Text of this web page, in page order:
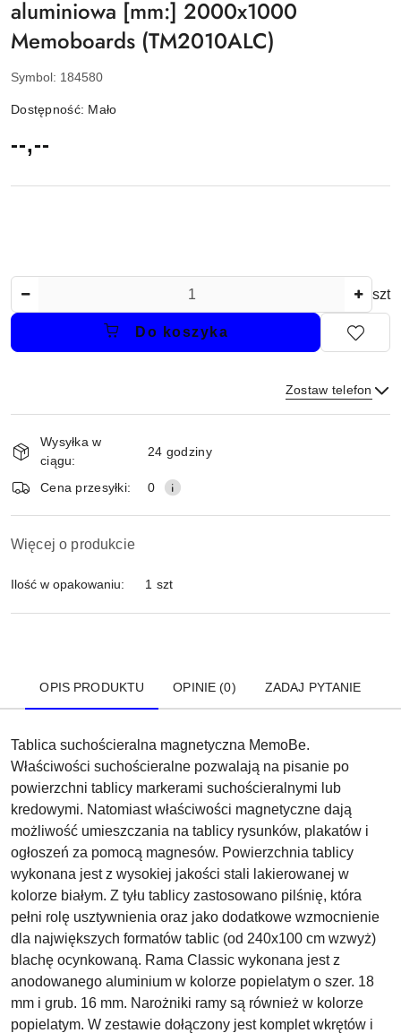
aluminiowa [mm:] 2000x1000
Memoboards (TM2010ALC)
Symbol: 184580
Dostępność: Mało
cena:
--,--
szt
Do koszyka
Zostaw telefon
i
dostawa
Wysyłka w
ciągu:
24 godziny
Cena przesyłki: 0
Więcej o produkcie
Ilość w opakowaniu: 1 szt
OPIS PRODUKTU OPINIE (0) ZADAJ PYTANIE
Tablica suchościeralna magnetyczna MemoBe.
Właściwości suchościeralne pozwalają na pisanie po
powierzchni tablicy markerami suchościeralnymi lub
kredowymi. Natomiast właściwości magnetyczne dają
możliwość umieszczania na tablicy rysunków, plakatów i
ogłoszeń za pomocą magnesów. Powierzchnia tablicy
wykonana jest z wysokiej jakości stali lakierowanej w
kolorze białym. Z tyłu tablicy zastosowano pilśnię, która
pełni rolę usztywnienia oraz jako dodatkowe wzmocnienie
dla największych formatów tablic (od 240x100 cm wzwyż)
blachę ocynkowaną. Rama Classic wykonana jest z
anodowanego aluminium w kolorze popielatym o szer. 18
mm i grub. 16 mm. Narożniki ramy są również w kolorze
popielatym. W zestawie dołączony jest komplet wkrętów i